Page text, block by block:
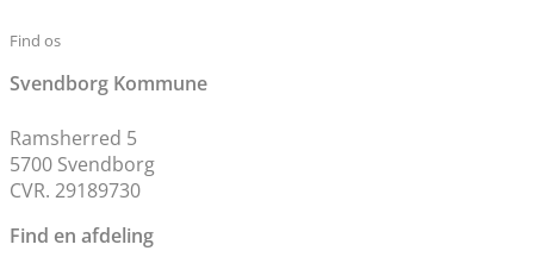
Find os
Svendborg Kommune
Ramsherred 5
5700 Svendborg
CVR. 29189730
Find en afdeling